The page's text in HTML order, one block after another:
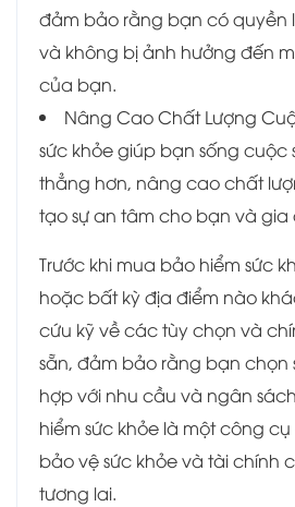
đảm bảo rằng bạn có quyền
và không bị ảnh hưởng đến
của bạn.
Nâng Cao Chất Lượng
sức khỏe giúp bạn sống cuộc
thẳng hơn, nâng cao chất
tạo sự an tâm cho bạn và gia
Trước khi mua bảo hiểm sức
hoặc bất kỳ địa điểm nào
cứu kỹ về các tùy chọn và
sẵn, đảm bảo rằng bạn chọn
hợp với nhu cầu và ngân
hiểm sức khỏe là một công
bảo vệ sức khỏe và tài chính
tương lai.